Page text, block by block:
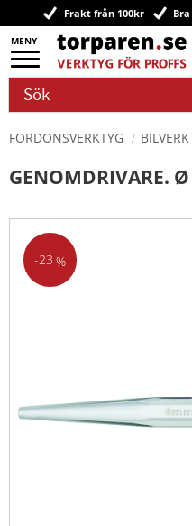
Meny
Frakt från 100kr
FORDONSVERKTYG
GENOMDRIVARE.
23 %